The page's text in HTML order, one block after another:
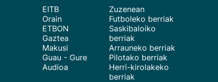
EITB
Orain
ETBON
Gaztea
Makusi
Guau - Gure
Audioa
Zuzenean
Futboleko berriak
Saskibaloiko
berriak
Arrauneko berriak
Pilotako berriak
Herri-kirolakeko
berriak